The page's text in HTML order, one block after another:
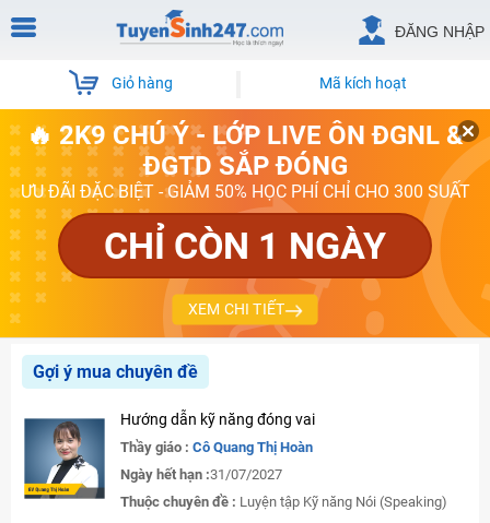
ĐĂNG NHẬP
Giỏ hàng Mã kích hoạt
🔥 2K9 CHÚ Ý - LỚP LIVE ÔN ĐGNL &
ĐGTD SẮP ĐÓNG
ƯU ĐÃI ĐẶC BIỆT - GIẢM 50% HỌC PHÍ CHỈ CHO 300 SUẤT
CHỈ CÒN 1 NGÀY
XEM CHI TIẾT
Gợi ý mua chuyên đề
Hướng dẫn kỹ năng đóng vai
Thầy giáo : Cô Quang Thị Hoàn
Ngày hết hạn :31/07/2027
Thuộc chuyên đề : Luyện tập Kỹ năng Nói (Speaking)